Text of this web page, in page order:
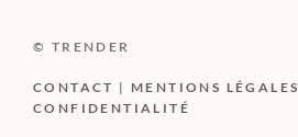
© TRENDER
CONTACT | MENTIONS LÉGALES
CONFIDENTIALITÉ